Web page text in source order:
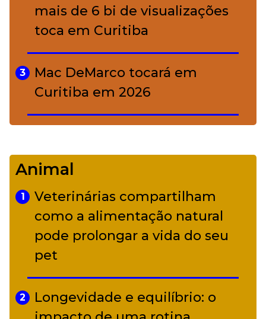
mais de 6 bi de visualizações
toca em Curitiba
3
Mac DeMarco tocará em
Curitiba em 2026
Camerata tem repertório
diverso a partir de R$ 17
Adriana Calcanhotto retoma
alter ego infantil para show em
Curitiba
Animal
1
Veterinárias compartilham
como a alimentação natural
pode prolongar a vida do seu
pet
2
Longevidade e equilíbrio: o